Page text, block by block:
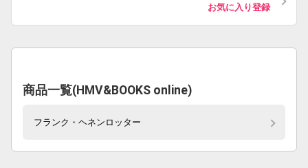
お気に入り登録
商品一覧(HMV&BOOKS online)
フランク・ヘネンロッター